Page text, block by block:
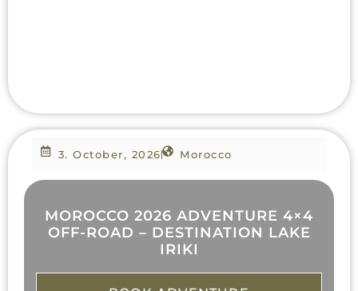
3. October, 2026 Morocco
MOROCCO 2026 ADVENTURE 4×4
OFF-ROAD – DESTINATION LAKE
IRIKI